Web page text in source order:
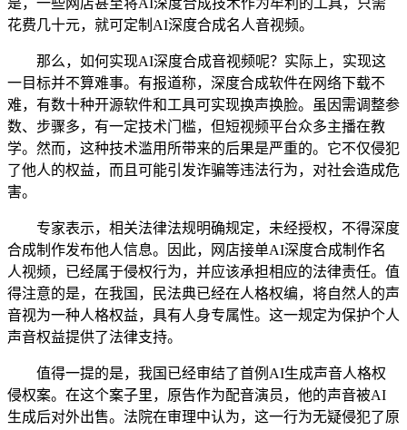
是，一些网店甚至将AI深度合成技术作为牟利的工具，只需
花费几十元，就可定制AI深度合成名人音视频。
那么，如何实现AI深度合成音视频呢？实际上，实现这
一目标并不算难事。有报道称，深度合成软件在网络下载不
难，有数十种开源软件和工具可实现换声换脸。虽因需调整参
数、步骤多，有一定技术门槛，但短视频平台众多主播在教
学。然而，这种技术滥用所带来的后果是严重的。它不仅侵犯
了他人的权益，而且可能引发诈骗等违法行为，对社会造成危
害。
专家表示，相关法律法规明确规定，未经授权，不得深度
合成制作发布他人信息。因此，网店接单AI深度合成制作名
人视频，已经属于侵权行为，并应该承担相应的法律责任。值
得注意的是，在我国，民法典已经在人格权编，将自然人的声
音视为一种人格权益，具有人身专属性。这一规定为保护个人
声音权益提供了法律支持。
值得一提的是，我国已经审结了首例AI生成声音人格权
侵权案。在这个案子里，原告作为配音演员，他的声音被AI
生成后对外出售。法院在审理中认为，这一行为无疑侵犯了原